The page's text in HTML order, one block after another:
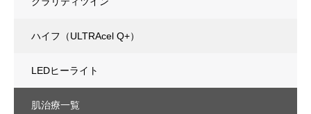
ハイフ（ULTRAcel Q+）
LEDヒーライト
肌治療一覧